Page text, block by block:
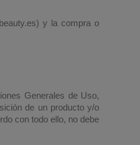
y la compra o
Generales de Uso,
de un producto y/o
con todo ello, no debe